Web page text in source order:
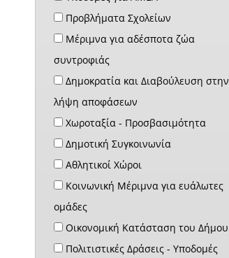
Προβλήματα Σχολείων
Μέριμνα για αδέσποτα ζώα
συντροφιάς
Δημοκρατία και Διαβούλευση στην
λήψη αποφάσεων
Χωροταξία - Προσβασιμότητα
Δημοτική Συγκοινωνία
Αθλητικοί Χώροι
Κοινωνική Μέριμνα για ευάλωτες
ομάδες
Οικονομική Κατάσταση του Δήμου
Πολιτιστικές Δράσεις - Υποδομές